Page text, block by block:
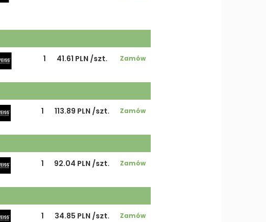
1 41.61 PLN /szt. Zamów
1 113.89 PLN /szt. Zamów
1 92.04 PLN /szt. Zamów
1 34.85 PLN /szt. Zamów